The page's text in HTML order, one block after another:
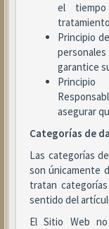
el
Principio
garantice
asegurar
Categorías de
Las categorías
son únicamente
tratan
sentido del
El Sitio Web